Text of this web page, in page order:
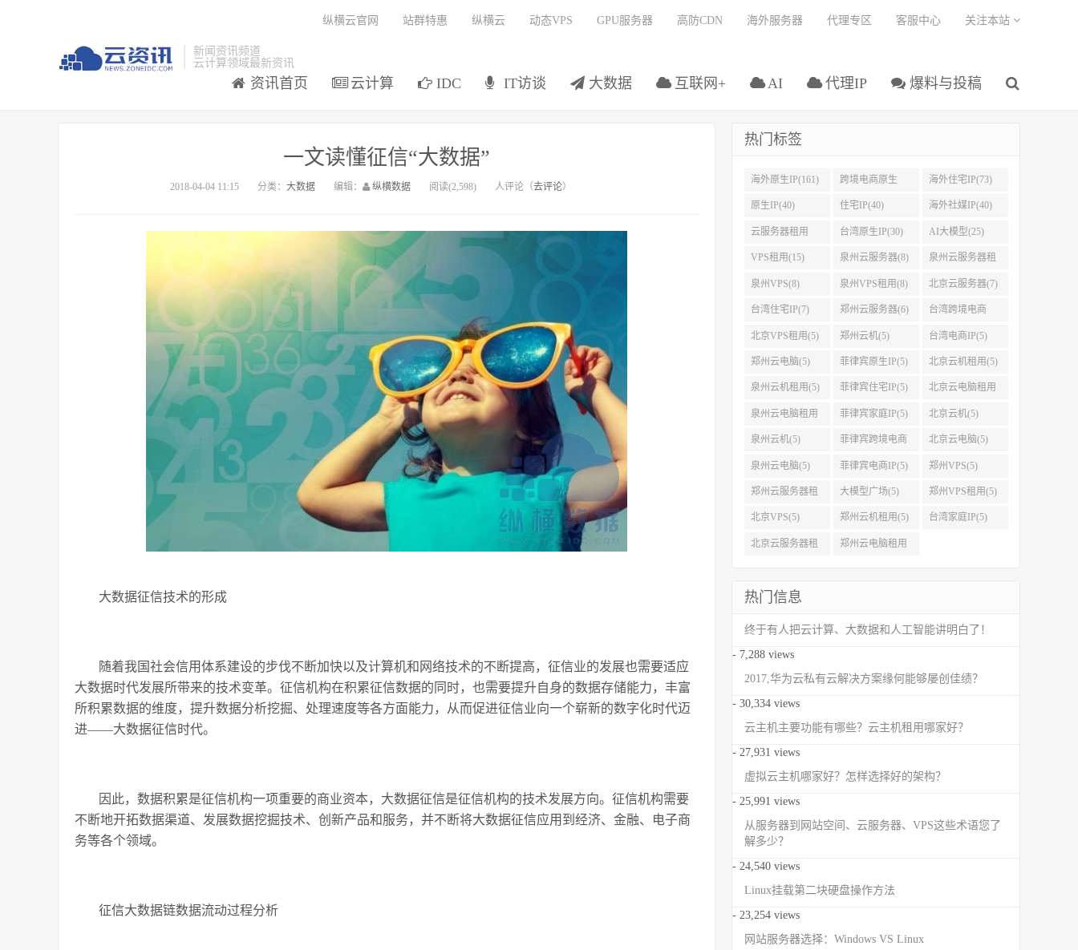
新闻资讯频道
云计算领域最新资讯
资讯首页 云计算 IDC IT访谈 大数据 互联网+ AI 代理IP 爆料与投稿
纵横云官网 站群特惠 纵横云 动态VPS GPU服务器 高防CDN 海外服务器 代理专区 客服中心 关注本站
一文读懂征信“大数据”
2018-04-04 11:15 分类： 大数据 编辑： 纵横数据 阅读(2,598) 人评论（去评论）
大数据征信技术的形成
随着我国社会信用体系建设的步伐不断加快以及计算机和网络技术的不断提高，征信业的发展也需要适应
大数据时代发展所带来的技术变革。征信机构在积累征信数据的同时，也需要提升自身的数据存储能力，丰富
所积累数据的维度，提升数据分析挖掘、处理速度等各方面能力，从而促进征信业向一个崭新的数字化时代迈
进——大数据征信时代。
因此，数据积累是征信机构一项重要的商业资本，大数据征信是征信机构的技术发展方向。征信机构需要
不断地开拓数据渠道、发展数据挖掘技术、创新产品和服务，并不断将大数据征信应用到经济、金融、电子商
务等各个领域。
征信大数据链数据流动过程分析
热门标签
海外原生IP(161) 跨境电商原生
IP(108)
海外住宅IP(73)
原生IP(40) 住宅IP(40) 海外社媒IP(40)
云服务器租用
(37)
台湾原生IP(30) AI大模型(25)
VPS租用(15) 泉州云服务器(8) 泉州云服务器租
用(8)
泉州VPS(8) 泉州VPS租用(8) 北京云服务器(7)
台湾住宅IP(7) 郑州云服务器(6) 台湾跨境电商
IP(5)
北京VPS租用(5) 郑州云机(5) 台湾电商IP(5)
郑州云电脑(5) 菲律宾原生IP(5) 北京云机租用(5)
泉州云机租用(5) 菲律宾住宅IP(5) 北京云电脑租用
(5)
泉州云电脑租用
(5)
菲律宾家庭IP(5) 北京云机(5)
泉州云机(5) 菲律宾跨境电商
IP(5)
北京云电脑(5)
泉州云电脑(5) 菲律宾电商IP(5) 郑州VPS(5)
郑州云服务器租
用(5)
大模型广场(5) 郑州VPS租用(5)
北京VPS(5) 郑州云机租用(5) 台湾家庭IP(5)
北京云服务器租 郑州云电脑租用
热门信息
终于有人把云计算、大数据和人工智能讲明白了！
- 7,288 views
2017,华为云私有云解决方案缘何能够屡创佳绩？
- 30,334 views
云主机主要功能有哪些？云主机租用哪家好？
- 27,931 views
虚拟云主机哪家好？怎样选择好的架构？
- 25,991 views
从服务器到网站空间、云服务器、VPS这些术语您了
解多少？
- 24,540 views
Linux挂载第二块硬盘操作方法
- 23,254 views
网站服务器选择：Windows VS Linux